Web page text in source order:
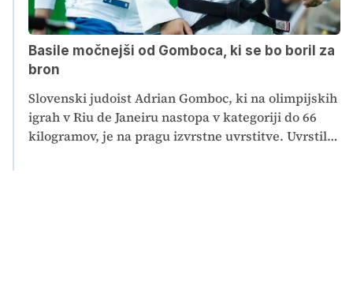
Basile močnejši od Gomboca, ki se bo boril za
bron
Slovenski judoist Adrian Gomboc, ki na olimpijskih
igrah v Riu de Janeiru nastopa v kategoriji do 66
kilogramov, je na pragu izvrstne uvrstitve. Uvrstil